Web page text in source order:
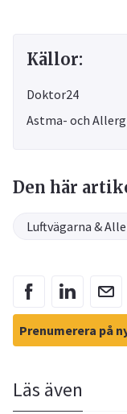
Källor:
Doktor24
Astma- och
Den här
Luftvägarna &
Prenumerera på
Läs även